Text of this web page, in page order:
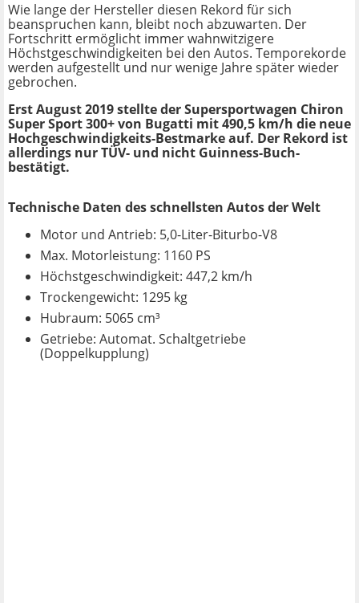
Wie lange der Hersteller diesen Rekord für sich
beanspruchen kann, bleibt noch abzuwarten. Der
Fortschritt ermöglicht immer wahnwitzigere
Höchstgeschwindigkeiten bei den Autos. Temporekorde
werden aufgestellt und nur wenige Jahre später wieder
gebrochen.
Erst August 2019 stellte der Supersportwagen Chiron
Super Sport 300+ von Bugatti mit 490,5 km/h die neue
Hochgeschwindigkeits-Bestmarke auf. Der Rekord ist
allerdings nur TÜV- und nicht Guinness-Buch-
bestätigt.
Technische Daten des schnellsten Autos der Welt
Motor und Antrieb: 5,0-Liter-Biturbo-V8
Max. Motorleistung: 1160 PS
Höchstgeschwindigkeit: 447,2 km/h
Trockengewicht: 1295 kg
Hubraum: 5065 cm³
Getriebe: Automat. Schaltgetriebe
(Doppelkupplung)